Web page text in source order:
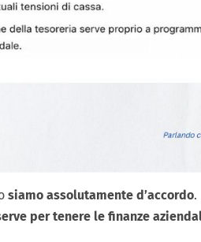
siamo assolutamente d’accordo.
per tenere le finanze